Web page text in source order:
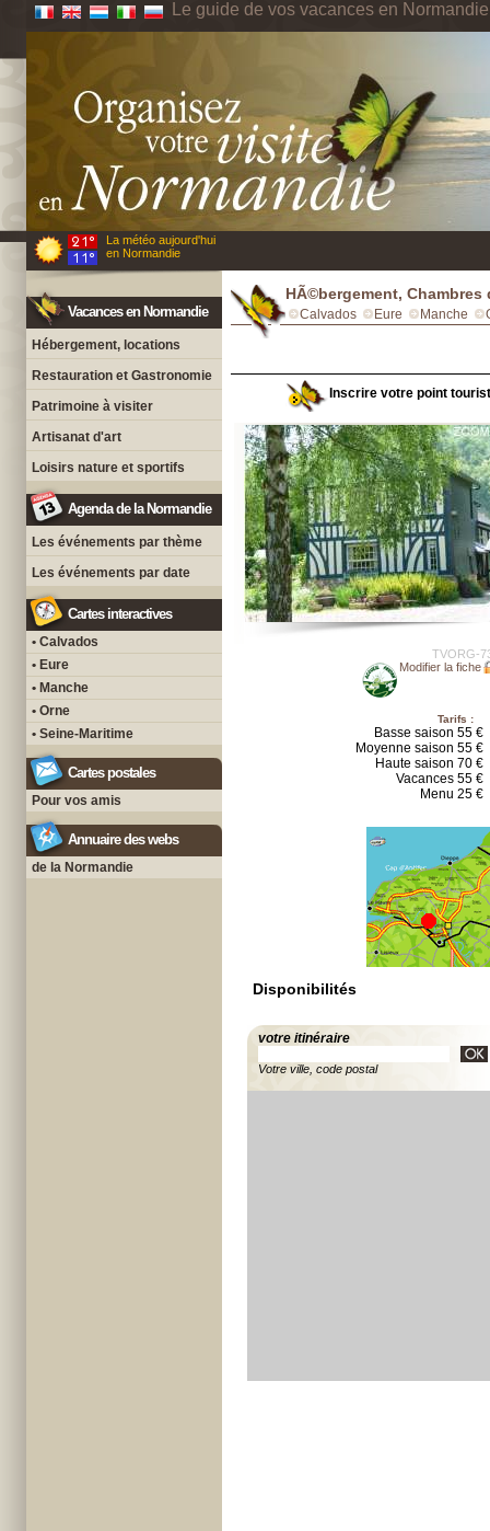
Le guide de vos vacances en Normandie
La météo aujourd'hui
en Normandie
Vacances en Normandie
Hébergement, locations
Restauration et Gastronomie
Patrimoine à visiter
Artisanat d'art
Loisirs nature et sportifs
Agenda de la Normandie
Les événements par thème
Les événements par date
Cartes interactives
• Calvados
• Eure
• Manche
• Orne
• Seine-Maritime
Cartes postales
Pour vos amis
Annuaire des webs
de la Normandie
HÃ©bergement, Chambres
Calvados Eure Manche
Inscrire votre point
TVORG-
Modifier la fiche
Tarifs :
Basse saison 55 €
Moyenne saison 55 €
Haute saison 70 €
Vacances 55 €
Menu 25 €
Disponibilités
votre itinéraire
Votre ville, code postal